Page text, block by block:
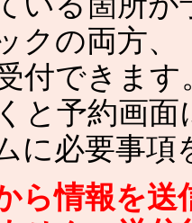
クの両方
付できま
と予約画
に必要事項
ら情報を